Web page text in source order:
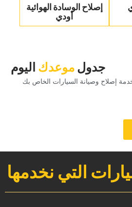
‏إصلاح الوسادة الهوائية
أودي‏
‏جدول‏‏موعدك‏ ‏اليوم‏
إصلاح وصيانة السيارات الخاص بك‏
التي نخدمها